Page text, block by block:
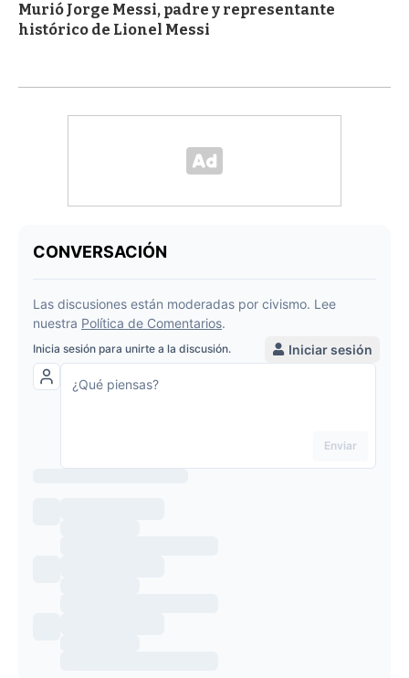
Murió Jorge Messi, padre y representante
histórico de Lionel Messi